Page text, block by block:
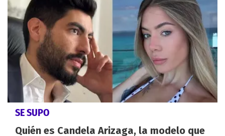
SE SUPO
Quién es Candela Arizaga, la modelo que